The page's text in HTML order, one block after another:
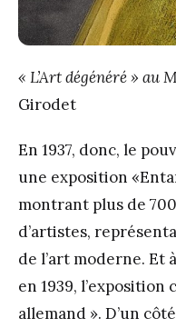
« L’Art dégénéré » au
Girodet
En 1937, donc, le
une exposition
montrant plus de
d’artistes,
de l’art moderne. Et
en 1939, l’exposition
allemand ». D’un